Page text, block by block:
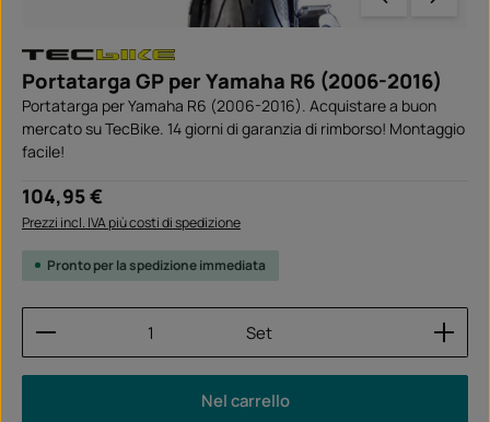
Portatarga GP per Yamaha R6 (2006-2016)
Portatarga per Yamaha R6 (2006-2016). Acquistare a buon
mercato su TecBike. 14 giorni di garanzia di rimborso! Montaggio
facile!
Prezzo normale:
104,95 €
Prezzi incl. IVA più costi di spedizione
Pronto per la spedizione immediata
Quantità del prodotto: inserisci la quantità
Set
Nel carrello